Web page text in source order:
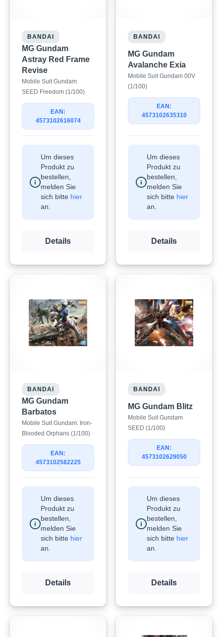
BANDAI
MG Gundam
Astray Red Frame
Revise
Mobile Suit Gundam
SEED Freedom (1/100)
EAN:
4573102616074
Um dieses
Produkt zu
bestellen,
melden Sie
sich bitte hier
an.
Details
BANDAI
MG Gundam
Avalanche Exia
Mobile Suit Gundam 00V
(1/100)
EAN:
4573102635310
Um dieses
Produkt zu
bestellen,
melden Sie
sich bitte hier
an.
Details
BANDAI
MG Gundam
Barbatos
Mobile Suit Gundam: Iron-
Blooded Orphans (1/100)
EAN:
4573102582225
Um dieses
Produkt zu
bestellen,
melden Sie
sich bitte hier
an.
Details
BANDAI
MG Gundam Blitz
Mobile Suit Gundam
SEED (1/100)
EAN:
4573102629050
Um dieses
Produkt zu
bestellen,
melden Sie
sich bitte hier
an.
Details